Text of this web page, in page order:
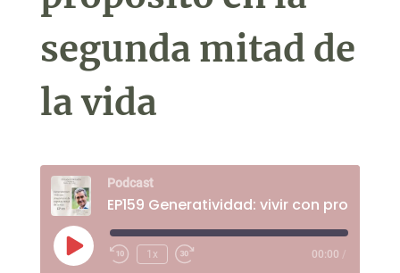
segunda mitad de
la vida
Podcast
Reproducir
episodio Rebobinar
1x
Fast
00:00 /